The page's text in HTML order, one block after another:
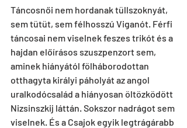
Táncosnői nem hordanak tüllszoknyát,
sem tütüt, sem félhosszú Viganót. Férfi
táncosai nem viselnek feszes trikót és a
hajdan előírásos szuszpenzort sem,
aminek hiányától fölháborodottan
otthagyta királyi páholyát az angol
uralkodócsalád a hiányosan öltözködött
Nizsinszkij láttán. Sokszor nadrágot sem
viselnek. És a Csajok egyik legtrágárabb